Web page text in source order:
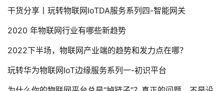
干货分享丨玩转物联网IoTDA服务系列四-智能网关
2020 年物联网行业有哪些新趋势
2022下半场，物联网产业端的趋势和发力点在哪？
玩转华为物联网IoT边缘服务系列一-初识平台